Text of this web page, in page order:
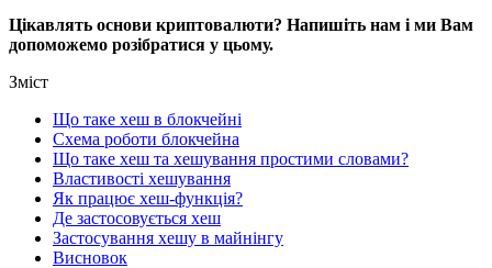
Цікавлять основи криптовалюти? Напишіть нам і ми Вам
допоможемо розібратися у цьому.
Зміст
Що таке хеш в блокчейні
Схема роботи блокчейна
Що таке хеш та хешування простими словами?
Властивості хешування
Як працює хеш-функція?
Де застосовується хеш
Застосування хешу в майнінгу
Висновок